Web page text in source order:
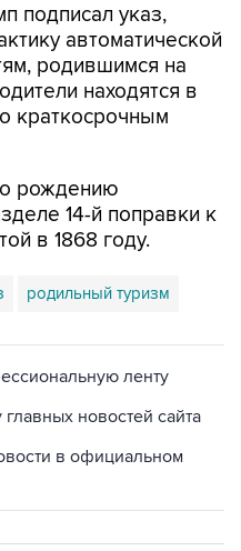
подписал указ,
автоматической
родившимся на
находятся в
краткосрочным
рождению
14-й поправки к
в 1868 году.
родильный туризм
ленту
новостей сайта
в официальном